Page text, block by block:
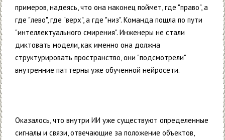
примеров, надеясь, что она наконец поймет, где "право", а
где "лево", где "верх", а где "низ". Команда пошла по пути
"интеллектуального смирения". Инженеры не стали
диктовать модели, как именно она должна
структурировать пространство, они "подсмотрели"
внутренние паттерны уже обученной нейросети.
Оказалось, что внутри ИИ уже существуют определенные
сигналы и связи, отвечающие за положение объектов,